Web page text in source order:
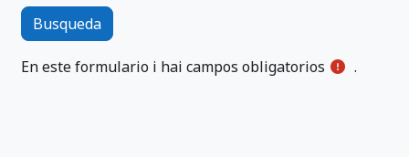
En este formulario i hai campos obligatorios .